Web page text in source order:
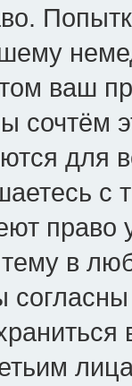
ваш
сочтём
для
право
в